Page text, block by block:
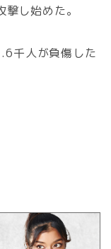
し始めた。
千人が負傷した